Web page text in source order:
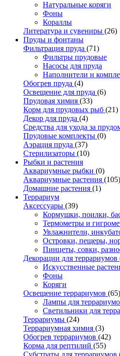
Натуральные коряги
Фоны
Кораллы
Литература и сувениры (26)
Пруды и фонтаны
Фильтрация пруда (71)
Фильтры прудовые
Насосы для пруда
Наполнители и
Обогрев пруда (4)
Освещение для пруда (6)
Прудовая химия (33)
Корм для прудовых рыб (21)
Декор для пруда (4)
Средства для ухода за
Прудовые комплекты (0)
Аэрация пруда (37)
Стерилизаторы (10)
Рыбки и растения
Аквариумные рыбки (0)
Аквариумные растения (105)
Домашние растения (1)
Террариум
Аксессуары (39)
Кормушки, поилки,
Термометры и
Увлажнители,
Островки, пещеры,
Пинцеты, совки,
Декорации для террариумов
Искусственные
Фоны
Коряги
Освещение террариумов (65)
Лампы для
Светильники для
Террариумы (24)
Террариумная химия (3)
Обогрев террариумов (42)
Корма для рептилий (55)